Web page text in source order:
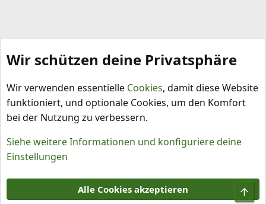
Mitglieder stellen sich vor
Nutzungsbedingungen
Datenschutz
Wir schützen deine Privatsphäre
Wir verwenden essentielle Cookies, damit diese Website
funktioniert, und optionale Cookies, um den Komfort
bei der Nutzung zu verbessern.
Siehe weitere Informationen und konfiguriere deine
Einstellungen
Alle Cookies akzeptieren